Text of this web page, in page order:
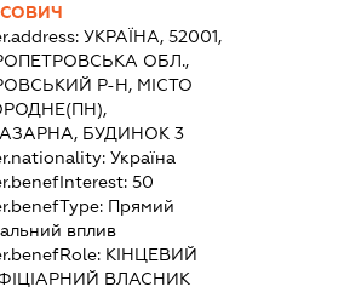
УКРАЇНА, 52001,
ОБЛ.,
Р-Н, МІСТО
БУДИНОК 3
Україна
50
Прямий
вплив
КІНЦЕВИЙ
ВЛАСНИК